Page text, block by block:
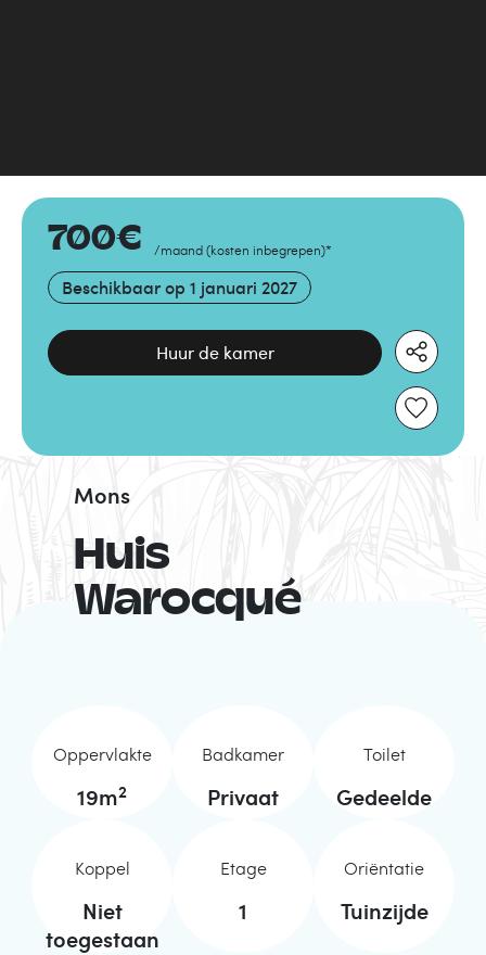
700€ /maand (kosten inbegrepen)*
Beschikbaar op 1 januari 2027
Huur de kamer
Huis
Warocqué
Mons
Oppervlakte
19m2
Badkamer
Privaat
Toilet
Gedeelde
Koppel
Niet
toegestaan
Etage
1
Oriëntatie
Tuinzijde